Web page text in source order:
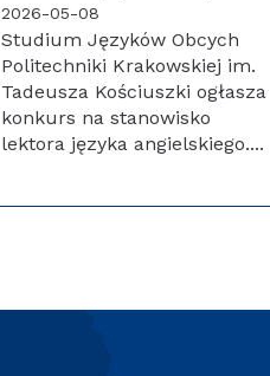
2026-05-08
Studium Języków Obcych
Politechniki Krakowskiej im.
Tadeusza Kościuszki ogłasza
konkurs na stanowisko
lektora języka angielskiego....